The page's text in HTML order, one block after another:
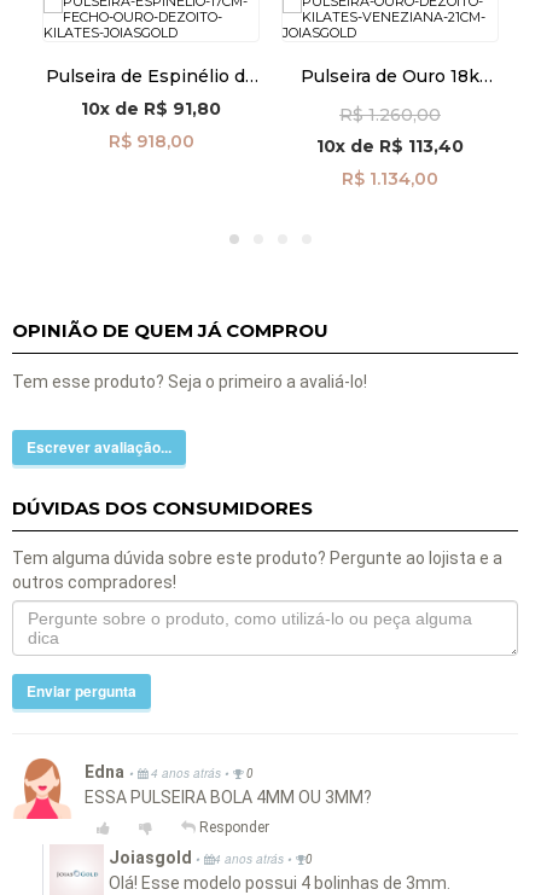
Pulseira de Espinélio de
17cm com Fecho de Ouro
18k pu08637
10x de R$ 91,80
R$ 918,00
Pulseira de Ouro 18k
com 21cm pu04801
R$ 1.260,00
10x de R$ 113,40
R$ 1.134,00
OPINIÃO DE QUEM JÁ COMPROU
Tem esse produto? Seja o primeiro a avaliá-lo!
Escrever avaliação...
DÚVIDAS DOS CONSUMIDORES
Tem alguma dúvida sobre este produto? Pergunte ao lojista e a
outros compradores!
Enviar pergunta
Edna • 4 anos atrás • 0
ESSA PULSEIRA BOLA 4MM OU 3MM?
Responder
Joiasgold • 4 anos atrás • 0
Olá! Esse modelo possui 4 bolinhas de 3mm.